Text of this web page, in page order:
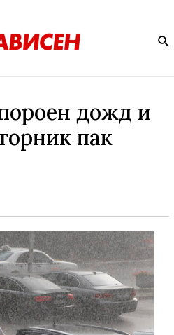
дожд и
пак